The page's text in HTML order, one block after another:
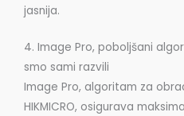
jasnija.
4. Image Pro, poboljšani
smo sami razvili
Image Pro, algoritam za
HIKMICRO, osigurava